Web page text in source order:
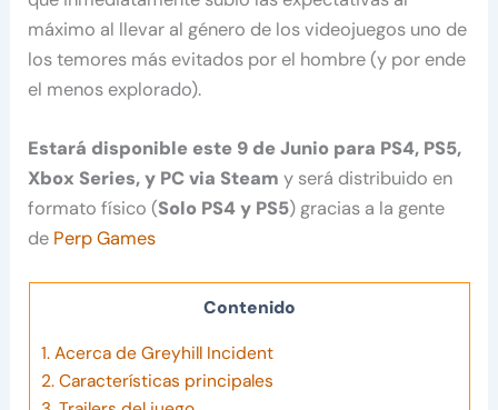
máximo al llevar al género de los videojuegos uno de
los temores más evitados por el hombre (y por ende
el menos explorado).
Estará disponible este 9 de Junio para PS4, PS5,
Xbox Series, y PC via Steam y será distribuido en
formato físico (Solo PS4 y PS5) gracias a la gente
de Perp Games
Contenido
1.Acerca de Greyhill Incident
2.Características principales